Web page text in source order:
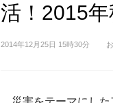
活！2015
2014年12月25日 15時30分